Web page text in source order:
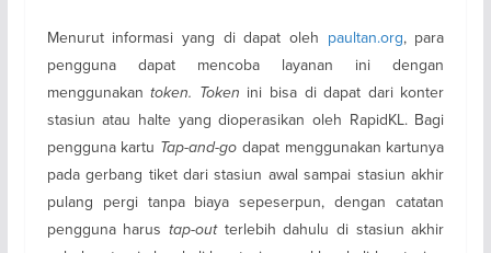
Menurut informasi yang di dapat oleh paultan.org, para
pengguna dapat mencoba layanan ini dengan
menggunakantoken. Token ini bisa di dapat dari konter
stasiun atau halte yang dioperasikan oleh RapidKL. Bagi
pengguna kartu Tap-and-go dapat menggunakan kartunya
pada gerbang tiket dari stasiun awal sampai stasiun akhir
pulang pergi tanpa biaya sepeserpun, dengan catatan
pengguna harustap-outterlebih dahulu di stasiun akhir